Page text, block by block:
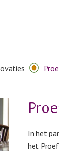
In het
het